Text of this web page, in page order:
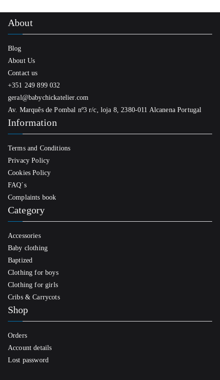
About
Blog
About Us
Contact us
+351 249 899 032
geral@babychickatelier.com
Av. Marquês de Pombal nº3 r/c, loja 8, 2380-011 Alcanena Portugal
Information
Terms and Conditions
Privacy Policy
Cookies Policy
FAQ´s
Complaints book
Category
Accessories
Baby clothing
Baptized
Clothing for boys
Clothing for girls
Cribs & Carrycots
Shop
Orders
Account details
Lost password